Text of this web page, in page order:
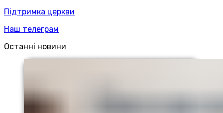
Підтримка церкви
Наш телеграм
Останні новини